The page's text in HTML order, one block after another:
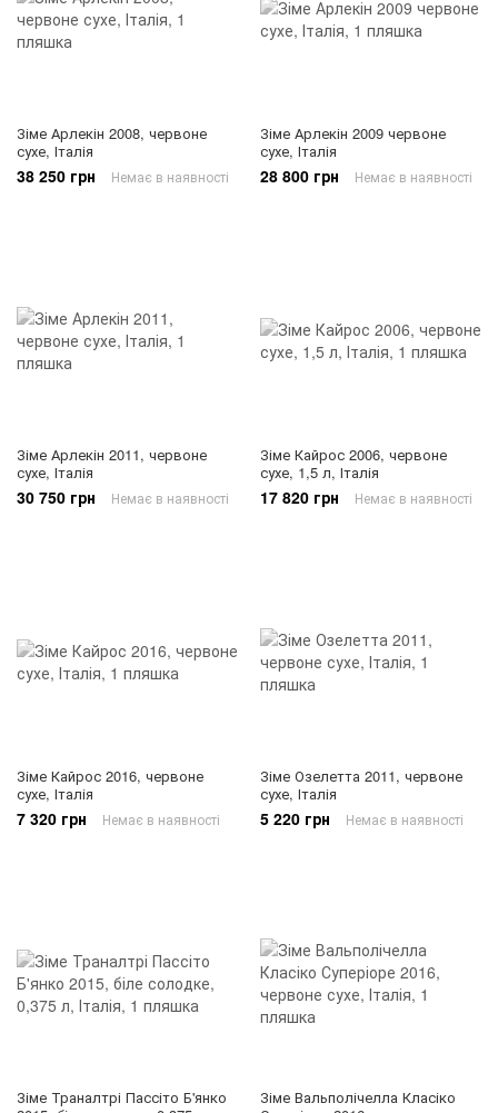
Зіме Арлекін 2008, червоне
сухе, Італія
38 250 грн Немає в наявності
Зіме Арлекін 2009 червоне
сухе, Італія
28 800 грн Немає в наявності
Зіме Арлекін 2011, червоне
сухе, Італія
30 750 грн Немає в наявності
Зіме Кайрос 2006, червоне
сухе, 1,5 л, Італія
17 820 грн Немає в наявності
Зіме Кайрос 2016, червоне
сухе, Італія
7 320 грн Немає в наявності
Зіме Озелетта 2011, червоне
сухе, Італія
5 220 грн Немає в наявності
Зіме Траналтрі Пассіто Б'янко
Зіме Вальполічелла Класіко